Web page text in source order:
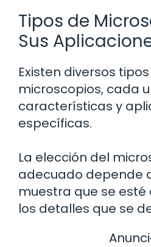
Tipos de
Sus
Existen diversos
microscopios, cada
características y
específicas.
La elección del
adecuado depende
muestra que se
los detalles que se